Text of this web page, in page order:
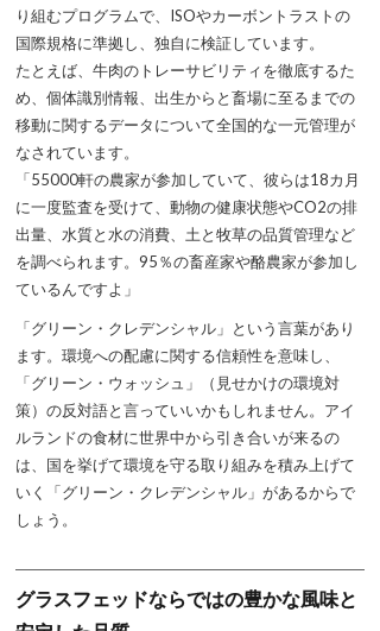
り組むプログラムで、ISOやカーボントラストの
国際規格に準拠し、独自に検証しています。
たとえば、牛肉のトレーサビリティを徹底するた
め、個体識別情報、出生からと畜場に至るまでの
移動に関するデータについて全国的な一元管理が
なされています。
「55000軒の農家が参加していて、彼らは18カ月
に一度監査を受けて、動物の健康状態やCO2の排
出量、水質と水の消費、土と牧草の品質管理など
を調べられます。95％の畜産家や酪農家が参加し
ているんですよ」
「グリーン・クレデンシャル」という言葉があり
ます。環境への配慮に関する信頼性を意味し、
「グリーン・ウォッシュ」（見せかけの環境対
策）の反対語と言っていいかもしれません。アイ
ルランドの食材に世界中から引き合いが来るの
は、国を挙げて環境を守る取り組みを積み上げて
いく「グリーン・クレデンシャル」があるからで
しょう。
グラスフェッドならではの豊かな風味と